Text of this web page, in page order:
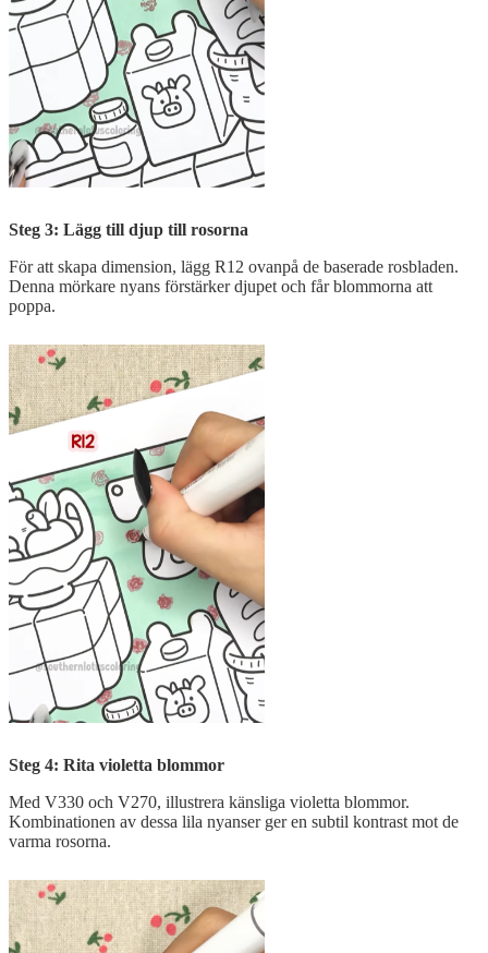
Steg 3: Lägg till djup till rosorna
För att skapa dimension, lägg R12 ovanpå de baserade rosbladen.
Denna mörkare nyans förstärker djupet och får blommorna att
poppa.
Steg 4: Rita violetta blommor
Med V330 och V270, illustrera känsliga violetta blommor.
Kombinationen av dessa lila nyanser ger en subtil kontrast mot de
varma rosorna.